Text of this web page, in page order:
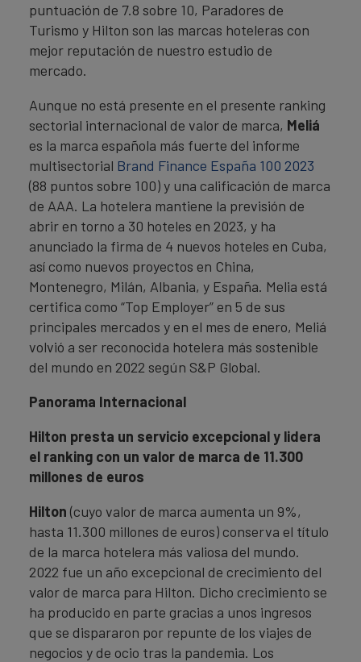
puntuación de 7.8 sobre 10, Paradores de
Turismo y Hilton son las marcas hoteleras con
mejor reputación de nuestro estudio de
mercado.
Aunque no está presente en el presente ranking
sectorial internacional de valor de marca, Meliá
es la marca española más fuerte del informe
multisectorial Brand Finance España 100 2023
(88 puntos sobre 100) y una calificación de marca
de AAA. La hotelera mantiene la previsión de
abrir en torno a 30 hoteles en 2023, y ha
anunciado la firma de 4 nuevos hoteles en Cuba,
así como nuevos proyectos en China,
Montenegro, Milán, Albania, y España. Melia está
certifica como “Top Employer” en 5 de sus
principales mercados y en el mes de enero, Meliá
volvió a ser reconocida hotelera más sostenible
del mundo en 2022 según S&P Global.
Panorama Internacional
Hilton presta un servicio excepcional y lidera
el ranking con un valor de marca de 11.300
millones de euros
Hilton (cuyo valor de marca aumenta un 9%,
hasta 11.300 millones de euros) conserva el título
de la marca hotelera más valiosa del mundo.
2022 fue un año excepcional de crecimiento del
valor de marca para Hilton. Dicho crecimiento se
ha producido en parte gracias a unos ingresos
que se dispararon por repunte de los viajes de
negocios y de ocio tras la pandemia. Los